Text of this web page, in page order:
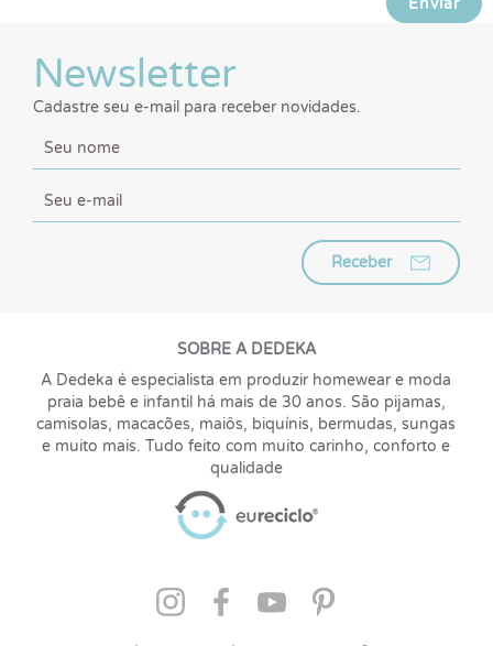
Newsletter
Cadastre seu e-mail para receber novidades.
Receber
SOBRE A DEDEKA
A Dedeka é especialista em produzir homewear e moda
praia bebê e infantil há mais de 30 anos. São pijamas,
camisolas, macacões, maiôs, biquínis, bermudas, sungas
e muito mais. Tudo feito com muito carinho, conforto e
qualidade